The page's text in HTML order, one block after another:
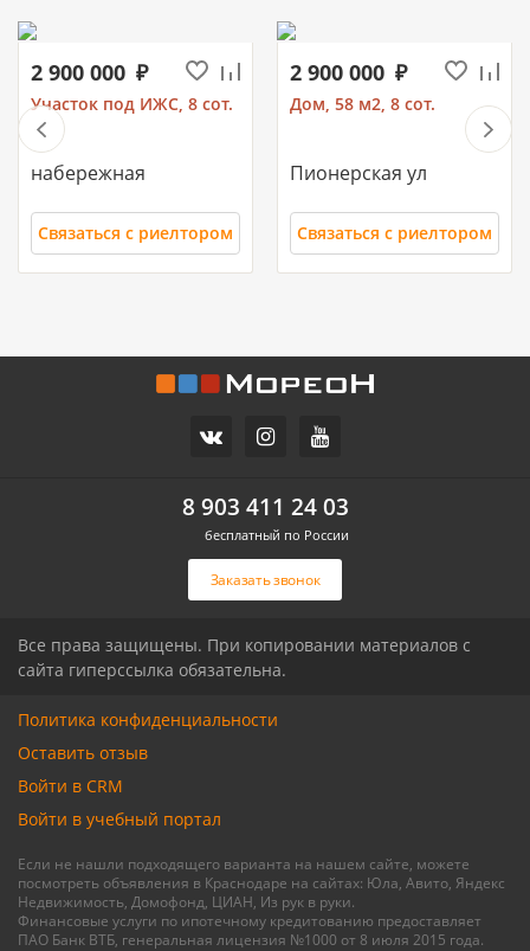
2 900 000
Участок под ИЖС, 8 сот.
набережная
Связаться с риелтором
2 900 000
Дом, 58 м2, 8 сот.
Пионерская ул
Связаться с риелтором
10 500 000
Дом, 71 м2, 3 сот.
Заказать звонок
8 903 411 24 03
бесплатный по России
Все права защищены. При копировании материалов с
сайта гиперссылка обязательна.
Если не нашли подходящего варианта на нашем сайте, можете
посмотреть объявления в Краснодаре на сайтах: Юла, Авито, Яндекс
Недвижимость, Домофонд, ЦИАН, Из рук в руки.
Финансовые услуги по ипотечному кредитованию предоставляет
ПАО Банк ВТБ, генеральная лицензия №1000 от 8 июля 2015 года.
Политика конфиденциальности
Оставить отзыв
Войти в CRM
Войти в учебный портал